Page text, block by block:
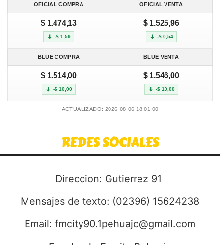
OFICIAL COMPRA OFICIAL VENTA
$ 1.474,13
-$ 1,59
$ 1.525,96
-$ 0,54
BLUE COMPRA BLUE VENTA
$ 1.514,00
-$ 10,00
$ 1.546,00
-$ 10,00
ACTUALIZADO: 2026-08-06 18:01:00
REDES SOCIALES
Direccion: Gutierrez 91
Mensajes de texto: (02396) 15624238
Email: fmcity90.1pehuajo@gmail.com